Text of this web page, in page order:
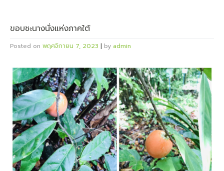
ขอบชะนางนั่งแห่งภาคใต้
Posted on พฤศจิกายน 7, 2023 | by admin